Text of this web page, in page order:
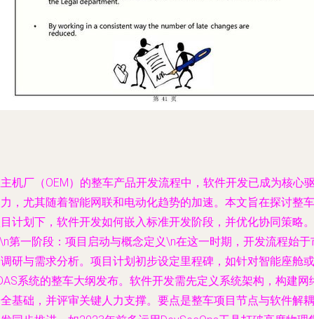
机厂（OEM）的整车产品开发流程中，软件开发已成为核心
，尤其随着智能网联和电动化趋势的加速。本文旨在探讨整车
计划下，软件开发如何嵌入标准开发阶段，并优化协同策略。
第一阶段：项目启动与概念定义\n在这一时期，开发流程始于
研与需求分析。项目计划初步设定里程碑，如针对智能座舱或
系统的整车大纲发布。软件开发需先定义系统架构，构建网
基础，并评审关键人力支撑。要点是整车项目节点与软件解耦